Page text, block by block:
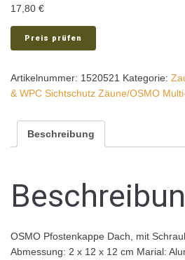
17,80 €
Preis prüfen
Artikelnummer: 1520521 Kategorie:
& WPC Sichtschutz Zäune/OSMO
Beschreibung
OSMO Pfostenkappe Dach, mit
Abmessung: 2 x 12 x 12 cm Marial: